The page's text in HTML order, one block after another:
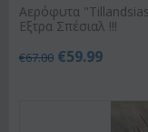
Αερόφυτα
Εξτρα Σπέσιαλ !!!
€67.00 €59.99